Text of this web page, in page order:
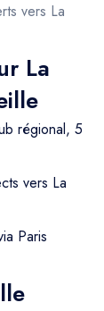
vers La
La
régional, 5
vers La
Paris